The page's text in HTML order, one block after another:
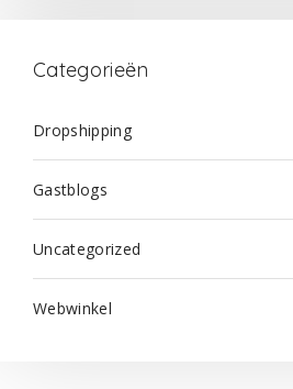
Categorieën
Dropshipping
Gastblogs
Uncategorized
Webwinkel